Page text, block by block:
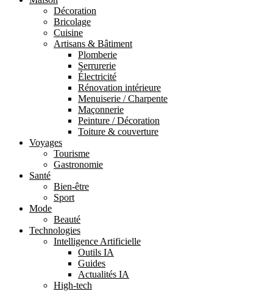
Décoration
Bricolage
Cuisine
Artisans & Bâtiment
Plomberie
Serrurerie
Électricité
Rénovation intérieure
Menuiserie / Charpente
Maçonnerie
Peinture / Décoration
Toiture & couverture
Voyages
Tourisme
Gastronomie
Santé
Bien-être
Sport
Mode
Beauté
Technologies
Intelligence Artificielle
Outils IA
Guides
Actualités IA
High-tech